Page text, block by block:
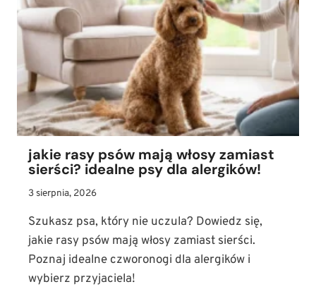
SPRAWDŹ,
ZYJA
SZCZURY
DOMOWE
I
JAK
JE
ZAPOZNAĆ
PSEM
jakie rasy psów mają włosy zamiast
sierści? idealne psy dla alergików!
3 sierpnia, 2026
Szukasz psa, który nie uczula? Dowiedz się,
jakie rasy psów mają włosy zamiast sierści.
Poznaj idealne czworonogi dla alergików i
wybierz przyjaciela!